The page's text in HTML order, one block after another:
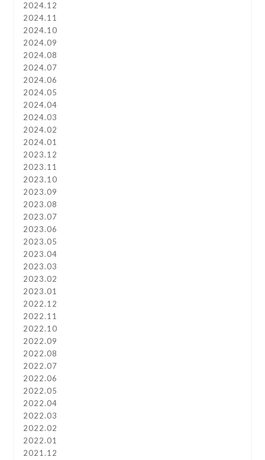
2024.12
2024.11
2024.10
2024.09
2024.08
2024.07
2024.06
2024.05
2024.04
2024.03
2024.02
2024.01
2023.12
2023.11
2023.10
2023.09
2023.08
2023.07
2023.06
2023.05
2023.04
2023.03
2023.02
2023.01
2022.12
2022.11
2022.10
2022.09
2022.08
2022.07
2022.06
2022.05
2022.04
2022.03
2022.02
2022.01
2021.12